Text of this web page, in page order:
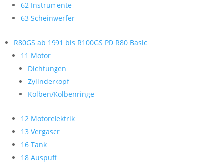
62 Instrumente
63 Scheinwerfer
R80GS ab 1991 bis R100GS PD R80 Basic
11 Motor
Dichtungen
Zylinderkopf
Kolben/Kolbenringe
12 Motorelektrik
13 Vergaser
16 Tank
18 Auspuff